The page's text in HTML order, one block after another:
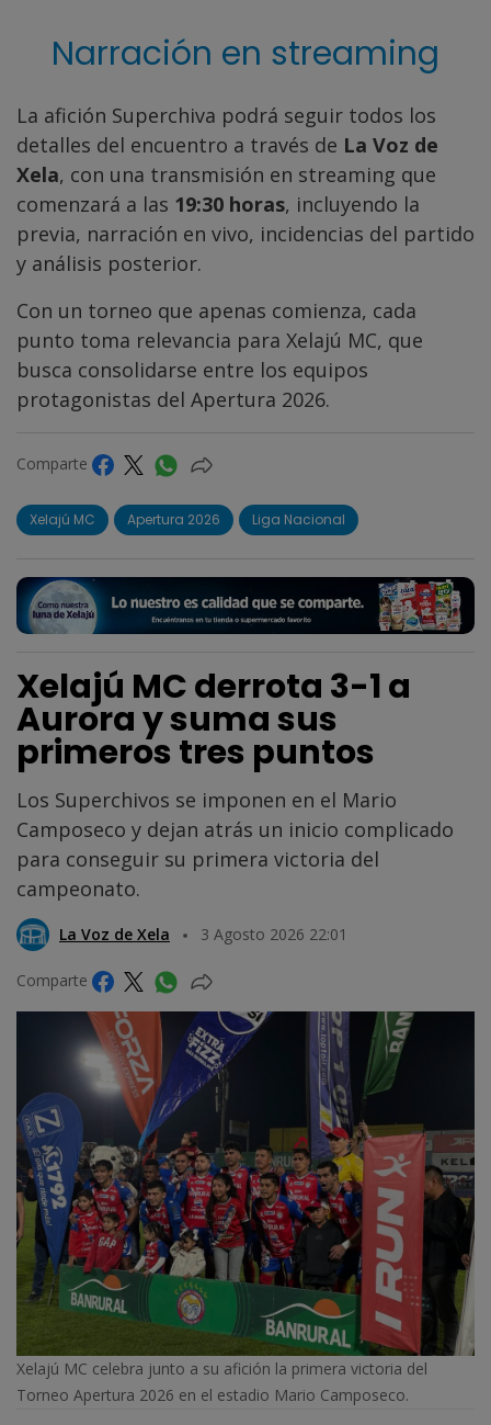
Narración en streaming
La afición Superchiva podrá seguir todos los
detalles del encuentro a través de La Voz de
Xela, con una transmisión en streaming que
comenzará a las 19:30 horas, incluyendo la
previa, narración en vivo, incidencias del partido
y análisis posterior.
Con un torneo que apenas comienza, cada
punto toma relevancia para Xelajú MC, que
busca consolidarse entre los equipos
protagonistas del Apertura 2026.
Comparte
Xelajú MC Apertura 2026 Liga Nacional
Xelajú MC derrota 3-1 a
Aurora y suma sus
primeros tres puntos
Los Superchivos se imponen en el Mario
Camposeco y dejan atrás un inicio complicado
para conseguir su primera victoria del
campeonato.
La Voz de Xela 3 Agosto 2026 22:01
Comparte
Xelajú MC celebra junto a su afición la primera victoria del
Torneo Apertura 2026 en el estadio Mario Camposeco.